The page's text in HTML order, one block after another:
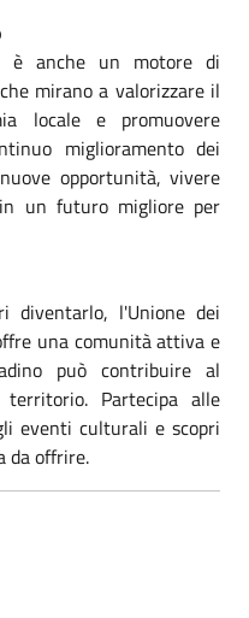
è anche un motore di
mirano a valorizzare il
locale e promuovere
miglioramento dei
opportunità, vivere
un futuro migliore per
diventarlo, l'Unione dei
una comunità attiva e
può contribuire al
Partecipa alle
eventi culturali e scopri
da offrire.